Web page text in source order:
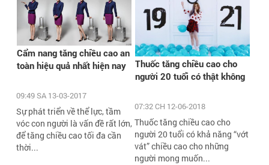
Cẩm nang tăng chiều cao an
toàn hiệu quả nhất hiện nay
09:49 SA 13-03-2017
Sự phát triển về thể lực, tầm
vóc con người là vấn đề rất lớn,
để tăng chiều cao tối đa cần
thời...
Thuốc tăng chiều cao cho
người 20 tuổi có thật không
07:32 CH 12-06-2018
Thuốc tăng chiều cao cho
người 20 tuổi có khả năng “vớt
vát” chiều cao cho những
người mong muốn...